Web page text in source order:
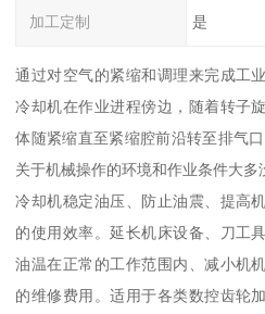
加工定制 是
通过对空气的紧缩和调理来完成工
冷却机在作业进程傍边，随着转子
体随紧缩直至紧缩腔前沿转至排气
关于机械操作的环境和作业条件大多
冷却机稳定油压、防止油震、提高
的使用效率。延长机床设备、刀工
油温在正常的工作范围内、减小机
的维修费用。适用于各类数控齿轮